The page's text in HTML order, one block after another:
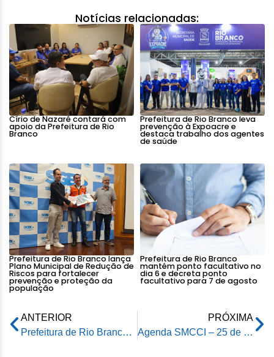
Notícias relacionadas:
Círio de Nazaré contará com
apoio da Prefeitura de Rio
Branco
Prefeitura de Rio Branco leva
prevenção à Expoacre e
destaca trabalho dos agentes
de saúde
Prefeitura de Rio Branco lança
Plano Municipal de Redução de
Riscos para fortalecer
prevenção e proteção da
população
Prefeitura de Rio Branco
mantém ponto facultativo no
dia 6 e decreta ponto
facultativo para 7 de agosto
ANTERIOR
Prefeitura de Rio Branco já recolheu mais de 800 toneladas de entulhos jogados em córregos e igarapés da capital
PRÓXIMA
Agenda SMCCI – 25 de janeiro de 2024